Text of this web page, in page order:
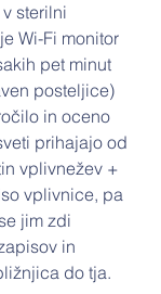
sterilni
Wi-Fi monitor
pet minut
posteljice)
in oceno
prihajajo od
vplivnežev +
vplivnice, pa
jim zdi
in
do tja.